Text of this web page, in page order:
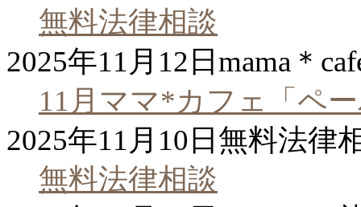
無料法律相談
2025年11月12日 mama＊
11月ママ*カフェ「ペ
2025年11月10日 無料法律
無料法律相談